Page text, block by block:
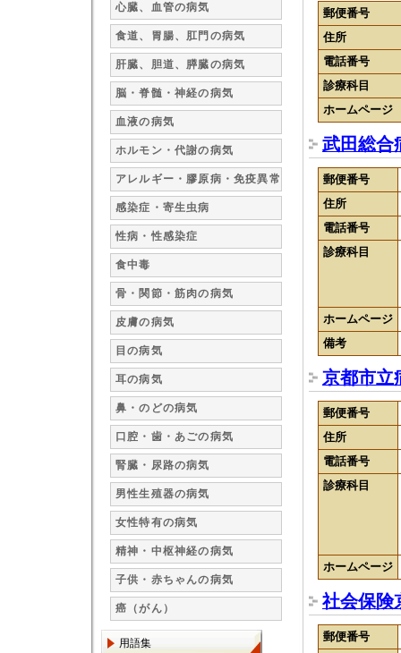
郵便番号
住所
電話番号
診療科目
ホームページ
武田総合
郵便番号
住所
電話番号
診療科目
ホームページ
備考
京都市立
郵便番号
住所
電話番号
診療科目
ホームページ
社会保険
郵便番号
心臓、血管の病気
食道、胃腸、肛門の病気
肝臓、胆道、膵臓の病気
脳・脊髄・神経の病気
血液の病気
ホルモン・代謝の病気
アレルギー・膠原病・免疫異常
感染症・寄生虫病
性病・性感染症
食中毒
骨・関節・筋肉の病気
皮膚の病気
目の病気
耳の病気
鼻・のどの病気
口腔・歯・あごの病気
腎臓・尿路の病気
男性生殖器の病気
女性特有の病気
精神・中枢神経の病気
子供・赤ちゃんの病気
癌（がん）
用語集